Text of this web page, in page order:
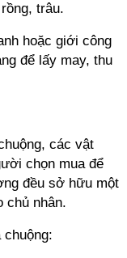
trâu.
hoặc giới công
để lấy may, thu
các vật
chọn mua để
đều sở hữu một
chủ nhân.